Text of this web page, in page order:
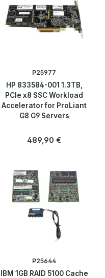
P25977
HP 833584-001 1.3TB,
PCIe x8 SSC Workload
Accelerator for ProLiant
G8 G9 Servers
Regulärer Preis:
489,90 €
P25644
IBM 1GB RAID 5100 Cache